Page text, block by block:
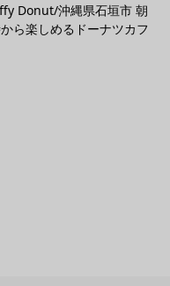
Donut/沖縄県石垣市 朝
ら楽しめるドーナツカフ